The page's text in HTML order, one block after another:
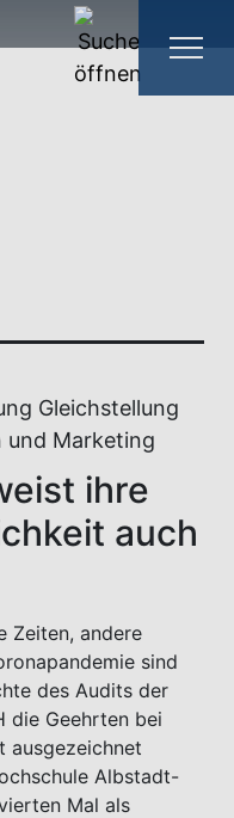
Gleichstellung
und Marketing
ihre
auch
Zeiten, andere
sind
des Audits der
die Geehrten bei
ausgezeichnet
Albstadt-
Mal als